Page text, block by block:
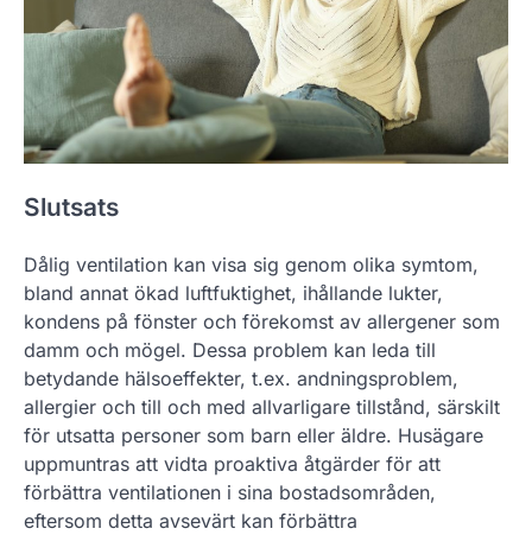
Slutsats
Dålig ventilation kan visa sig genom olika symtom,
bland annat ökad luftfuktighet, ihållande lukter,
kondens på fönster och förekomst av allergener som
damm och mögel. Dessa problem kan leda till
betydande hälsoeffekter, t.ex. andningsproblem,
allergier och till och med allvarligare tillstånd, särskilt
för utsatta personer som barn eller äldre. Husägare
uppmuntras att vidta proaktiva åtgärder för att
förbättra ventilationen i sina bostadsområden,
eftersom detta avsevärt kan förbättra